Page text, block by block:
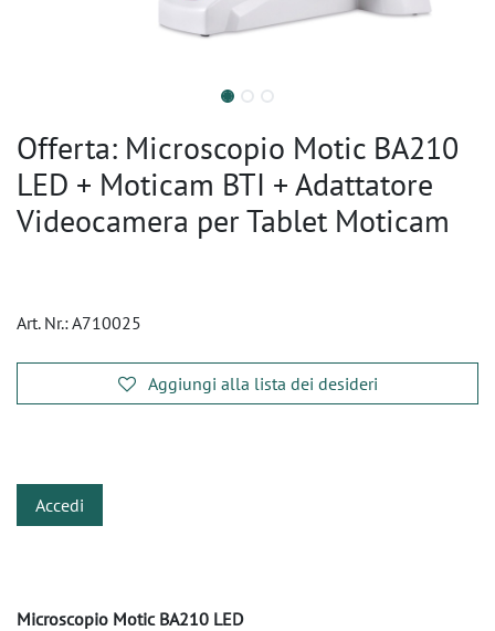
Offerta: Microscopio Motic BA210
LED + Moticam BTI + Adattatore
Videocamera per Tablet Moticam
Art. Nr.:A710025
Aggiungi alla lista dei desideri
Accedi
Microscopio Motic BA210 LED